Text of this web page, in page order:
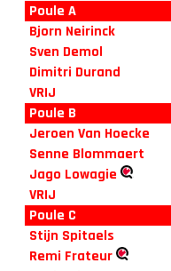
Poule A
Bjorn Neirinck
Sven Demol
Dimitri Durand
VRIJ
Poule B
Jeroen Van Hoecke
Senne Blommaert
Jago Lowagie
VRIJ
Poule C
Stijn Spitaels
Remi Frateur